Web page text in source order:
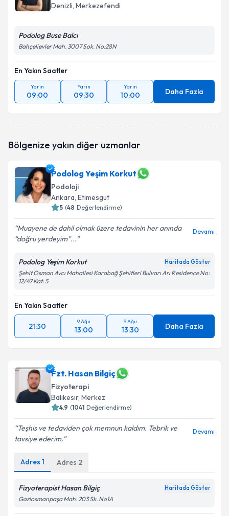
Denizli, Merkezefendi
Podolog Buse Balcı
Bahçelievler Mah. 3007 Sok. No:28N
En Yakın Saatler
Yarın
09:00
Yarın
09:30
Yarın
10:00 Daha Fazla
Bölgenize yakın diğer uzmanlar
Podolog Yeşim Korkut
Podoloji
Ankara, Etimesgut
5 (48 Değerlendirme)
Muayene de dahil olmak üzere tedavinin her anında
“doğru yerdeyim”...
Devamı
Podolog Yeşim Korkut Haritada Göster
Şehit Osman Avcı Mahallesi Karabağ Şehitleri Bulvarı Arı Residence No:
12/47 Kat: 5
En Yakın Saatler
21:30
9 Ağu
13:00
9 Ağu
13:30 Daha Fazla
Fzt. Hasan Bilgiç
Fizyoterapi
Balıkesir, Merkez
4.9 (1041 Değerlendirme)
Teşhis ve tedaviden çok memnun kaldım. Tebrik ve
tavsiye ederim.
Devamı
Adres 1 Adres 2
Fizyoterapist Hasan Bilgiç Haritada Göster
Gaziosmanpaşa Mah. 203 Sk. No1A